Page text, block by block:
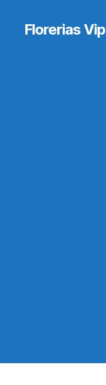
Florerias Vip